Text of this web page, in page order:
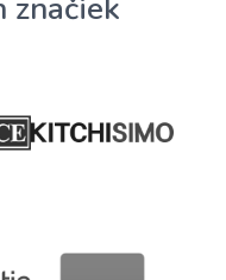
značiek